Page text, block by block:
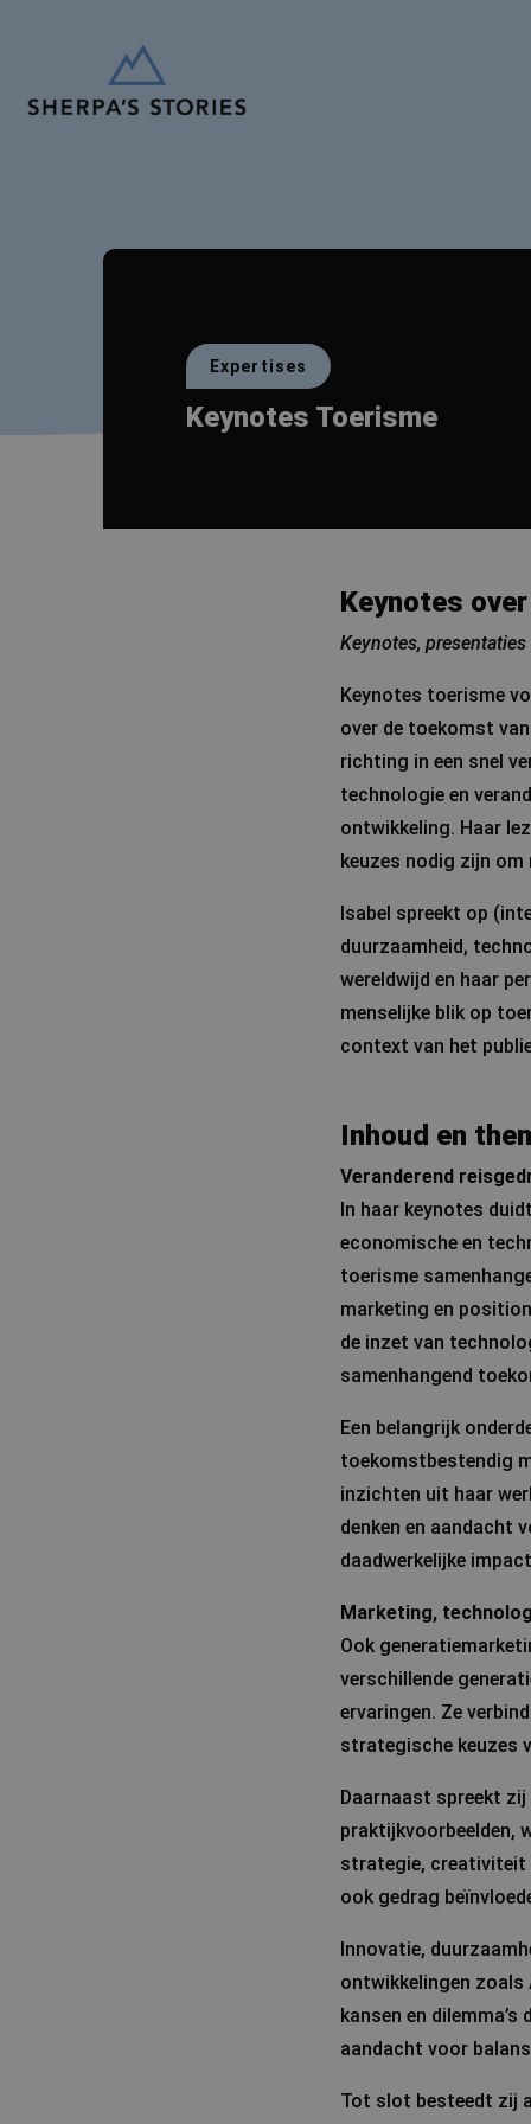
Expertises
Keynotes Toerisme
Keynotes
Keynotes,
Keynotes toerisme
over de toekomst
richting in een snel
technologie en
ontwikkeling. Haar
keuzes nodig zijn
Isabel spreekt op
duurzaamheid,
wereldwijd en haar
menselijke blik op
context van het
Inhoud en
Veranderend
In haar keynotes
economische en
toerisme
marketing en
de inzet van
samenhangend
Een belangrijk
toekomstbestendig
inzichten uit haar
denken en aandacht
daadwerkelijke
Marketing,
Ook
verschillende
ervaringen. Ze
strategische keuzes
Daarnaast spreekt
praktijkvoorbeelden,
strategie, creativiteit
ook gedrag
Innovatie,
ontwikkelingen zoals
kansen en
aandacht voor
Tot slot besteedt zij